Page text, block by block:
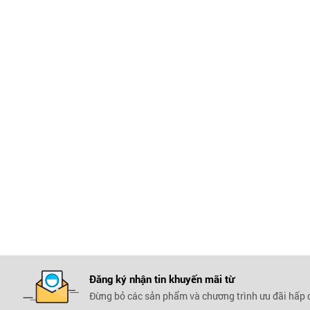
Đăng ký nhận tin khuyến mãitừ
Đừng bỏ các sản phẩm và chương trình ưu đãi hấp